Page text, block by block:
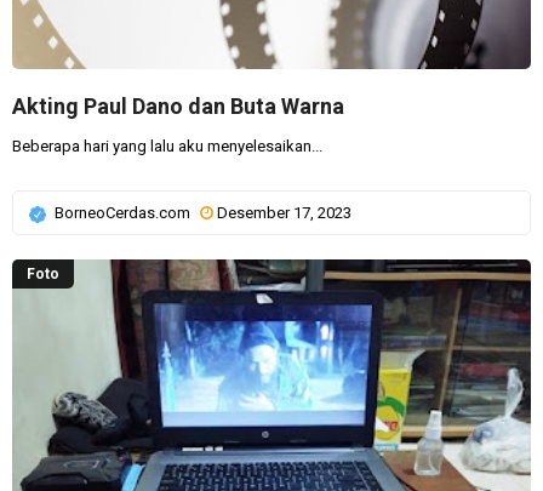
Akting Paul Dano dan Buta Warna
Beberapa hari yang lalu aku menyelesaikan...
BorneoCerdas.com Desember 17, 2023
Foto